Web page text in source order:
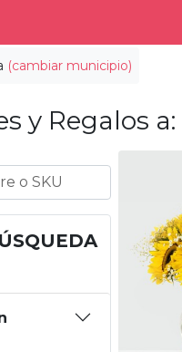
(cambiar municipio)
y Regalos a: